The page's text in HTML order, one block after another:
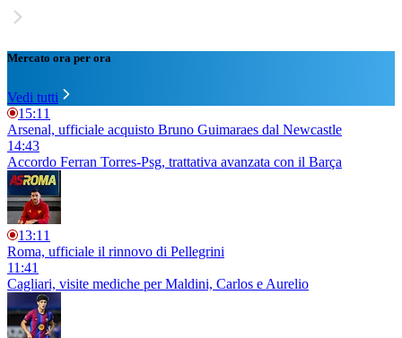
Mercato ora per ora
Vedi tutti
15:11
Arsenal, ufficiale acquisto Bruno Guimaraes dal Newcastle
14:43
Accordo Ferran Torres-Psg, trattativa avanzata con il Barça
13:11
Roma, ufficiale il rinnovo di Pellegrini
11:41
Cagliari, visite mediche per Maldini, Carlos e Aurelio